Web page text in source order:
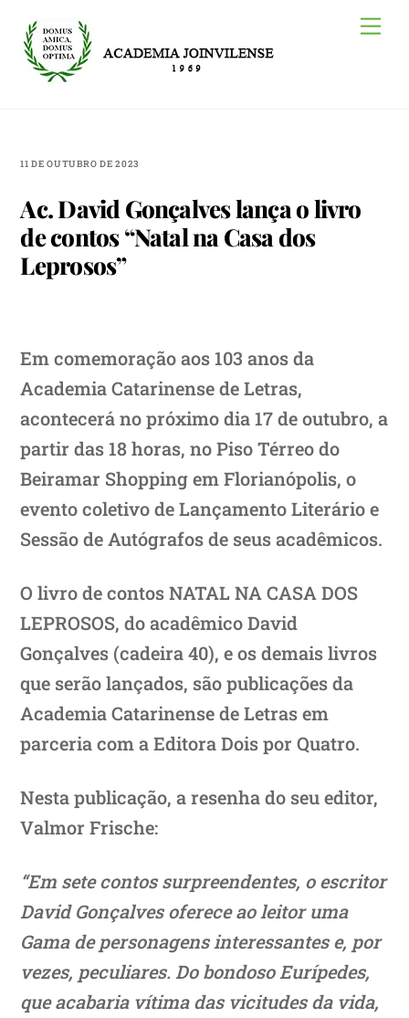
content
11 DE OUTUBRO DE 2023
Ac. David Gonçalves lança o livro
de contos “Natal na Casa dos
Leprosos”
Em comemoração aos 103 anos da
Academia Catarinense de Letras,
acontecerá no próximo dia 17 de outubro, a
partir das 18 horas, no Piso Térreo do
Beiramar Shopping em Florianópolis, o
evento coletivo de Lançamento Literário e
Sessão de Autógrafos de seus acadêmicos.
O livro de contos NATAL NA CASA DOS
LEPROSOS, do acadêmico David
Gonçalves (cadeira 40), e os demais livros
que serão lançados, são publicações da
Academia Catarinense de Letras em
parceria com a Editora Dois por Quatro.
Nesta publicação, a resenha do seu editor,
Valmor Frische:
“Em sete contos surpreendentes, o escritor
David Gonçalves oferece ao leitor uma
Gama de personagens interessantes e, por
vezes, peculiares. Do bondoso Eurípedes,
que acabaria vítima das vicitudes da vida,